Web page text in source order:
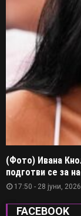
(Фото) Ивана
подготви се за
17:50 - 28 јуни, 2026
FACEBOOK